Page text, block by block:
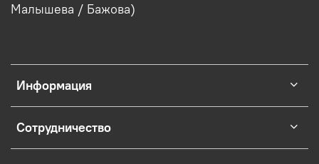
Информация
Сотрудничество
Малышева / Бажова)